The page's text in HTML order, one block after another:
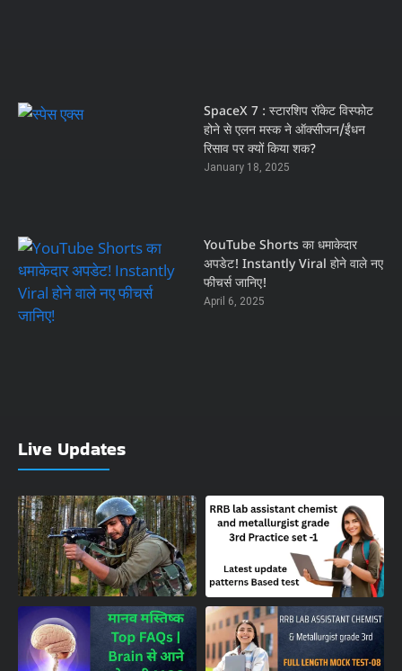
SpaceX 7 : स्टारशिप रॉकेट विस्फोट
होने से एलन मस्क ने ऑक्सीजन/ईंधन
रिसाव पर क्यों किया शक?
January 18, 2025
YouTube Shorts का धमाकेदार
अपडेट! Instantly Viral होने वाले नए
फीचर्स जानिए!
April 6, 2025
Live Updates